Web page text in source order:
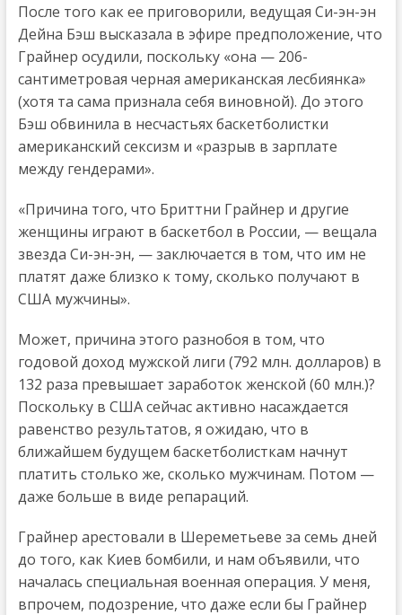
После того как ее приговорили, ведущая Си-эн-эн
Дейна Бэш высказала в эфире предположение, что
Грайнер осудили, поскольку «она — 206-
сантиметровая черная американская лесбиянка»
(хотя та сама признала себя виновной). До этого
Бэш обвинила в несчастьях баскетболистки
американский сексизм и «разрыв в зарплате
между гендерами».
«Причина того, что Бриттни Грайнер и другие
женщины играют в баскетбол в России, — вещала
звезда Си-эн-эн, — заключается в том, что им не
платят даже близко к тому, сколько получают в
США мужчины».
Может, причина этого разнобоя в том, что
годовой доход мужской лиги (792 млн. долларов) в
132 раза превышает заработок женской (60 млн.)?
Поскольку в США сейчас активно насаждается
равенство результатов, я ожидаю, что в
ближайшем будущем баскетболисткам начнут
платить столько же, сколько мужчинам. Потом —
даже больше в виде репараций.
Грайнер арестовали в Шереметьеве за семь дней
до того, как Киев бомбили, и нам объявили, что
началась специальная военная операция. У меня,
впрочем, подозрение, что даже если бы Грайнер